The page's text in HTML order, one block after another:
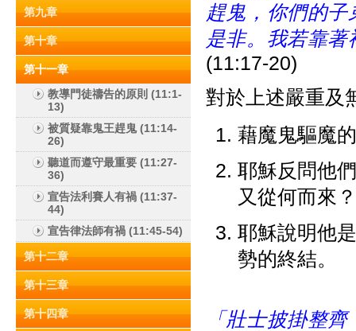
第九章
第十章
第十一章
教導門徒禱告的原則 (11:1-
13)
被質疑靠鬼王趕鬼 (11:14-
26)
聽道而遵守最重要 (11:27-
36)
宣告法利賽人有禍 (11:37-
44)
宣告律法師有禍 (11:45-54)
第十二章
第十三章
第十四章
趕鬼，你們的
是非。我若靠
(11:17-20)
對於上述嚴重及
藉魔鬼驅魔
耶穌反問他
又從何而來？
耶穌說明他
勢的終結。
「壯士披掛整